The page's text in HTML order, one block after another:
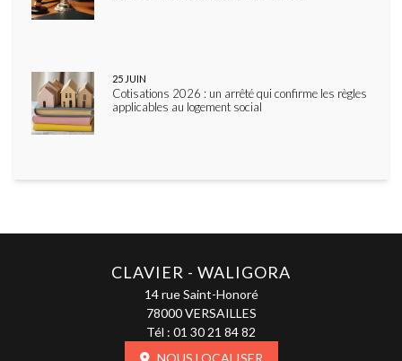
Cotisations 2026 : un arrêté qui confirme les règles
applicables au logement social
25 JUIN
CLAVIER - WALIGORA
14 rue Saint-Honoré
78000 VERSAILLES
Tél : 01 30 21 84 82
NOUS LOCALISER